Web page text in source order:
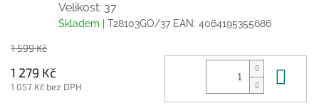
Velikost: 37
Skladem | T28103GO/37 EAN: 4064195355686
1 599 Kč
1 279 Kč
1 057 Kč bez DPH